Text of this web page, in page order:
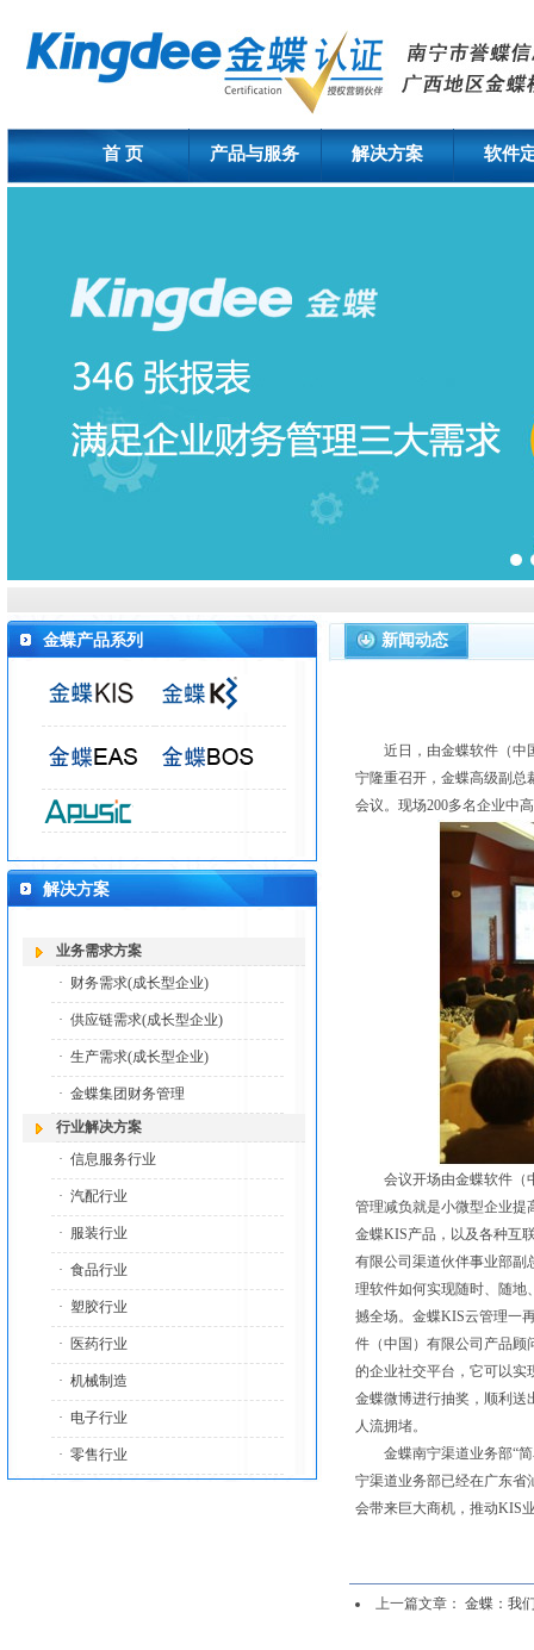
首 页 产品与服务 解决方案 软件
金蝶产品系列
解决方案
业务需求方案
· 财务需求(成长型企业)
· 供应链需求(成长型企业)
· 生产需求(成长型企业)
· 金蝶集团财务管理
行业解决方案
· 信息服务行业
· 汽配行业
· 服装行业
· 食品行业
· 塑胶行业
· 医药行业
· 机械制造
· 电子行业
· 零售行业
新闻动态
近日，由金蝶软件（中国
宁隆重召开，金蝶高级副总
会议。现场200多名企业中
会议开场由金蝶软件（中
管理减负就是小微型企业提
金蝶KIS产品，以及各种互
有限公司渠道伙伴事业部副
理软件如何实现随时、随地
撼全场。金蝶KIS云管理一
件（中国）有限公司产品顾
的企业社交平台，它可以实
金蝶微博进行抽奖，顺利
人流拥堵。
金蝶南宁渠道业务部“简
宁渠道业务部已经在广东省
会带来巨大商机，推动KIS
上一篇文章： 金蝶：我